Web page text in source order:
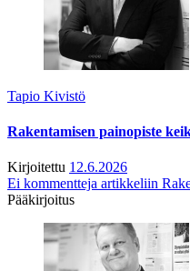
Tapio Kivistö
Rakentamisen painopiste
Kirjoitettu 12.6.2026
Ei kommentteja artikkeliin
Pääkirjoitus